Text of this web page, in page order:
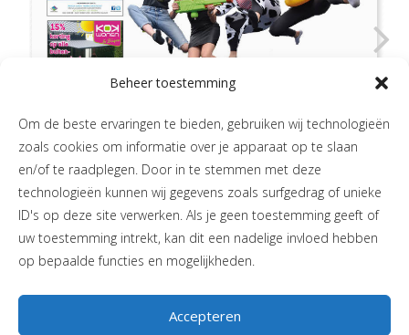
Beheer toestemming
Om de beste ervaringen te bieden, gebruiken wij technologieën
zoals cookies om informatie over je apparaat op te slaan
en/of te raadplegen. Door in te stemmen met deze
technologieën kunnen wij gegevens zoals surfgedrag of unieke
ID's op deze site verwerken. Als je geen toestemming geeft of
uw toestemming intrekt, kan dit een nadelige invloed hebben
op bepaalde functies en mogelijkheden.
Accepteren